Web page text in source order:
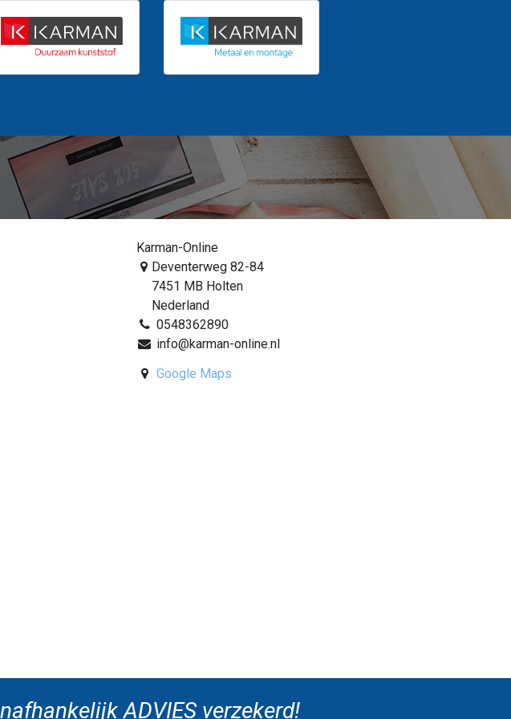
Karman-Online
Deventerweg 82-84
7451 MB Holten
Nederland
0548362890
info@karman-online.nl
Google Maps
ADVIES verzekerd!